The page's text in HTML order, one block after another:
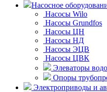
Насосное
Насосы Wilo
Насосы Grundfos
Насосы ЦН
Насосы НД
Насосы ЭЦВ
Насосы ЦВК
Элеваторы
Опоры
Электроприводы и